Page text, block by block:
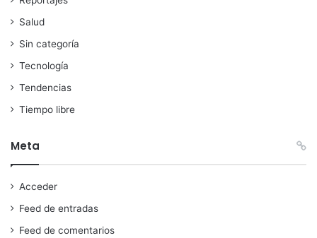
Salud
Sin categoría
Tecnología
Tendencias
Tiempo libre
Meta
Acceder
Feed de entradas
Feed de comentarios